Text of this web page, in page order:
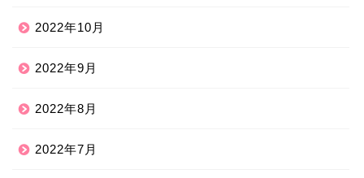
2022年10月
2022年9月
2022年8月
2022年7月